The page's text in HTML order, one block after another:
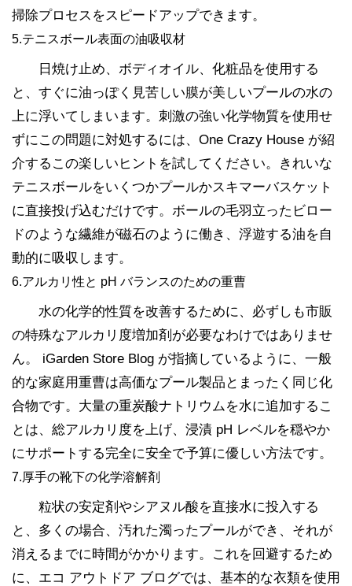
掃除プロセスをスピードアップできます。
5.テニスボール表面の油吸収材
日焼け止め、ボディオイル、化粧品を使用する
と、すぐに油っぽく見苦しい膜が美しいプールの水の
上に浮いてしまいます。刺激の強い化学物質を使用せ
ずにこの問題に対処するには、One Crazy House が紹
介するこの楽しいヒントを試してください。きれいな
テニスボールをいくつかプールかスキマーバスケット
に直接投げ込むだけです。ボールの毛羽立ったビロー
ドのような繊維が磁石のように働き、浮遊する油を自
動的に吸収します。
6.アルカリ性と pH バランスのための重曹
水の化学的性質を改善するために、必ずしも市販
の特殊なアルカリ度増加剤が必要なわけではありませ
ん。 iGarden Store Blog が指摘しているように、一般
的な家庭用重曹は高価なプール製品とまったく同じ化
合物です。大量の重炭酸ナトリウムを水に追加するこ
とは、総アルカリ度を上げ、浸漬 pH レベルを穏やか
にサポートする完全に安全で予算に優しい方法です。
7.厚手の靴下の化学溶解剤
粒状の安定剤やシアヌル酸を直接水に投入する
と、多くの場合、汚れた濁ったプールができ、それが
消えるまでに時間がかかります。これを回避するため
に、エコ アウトドア ブログでは、基本的な衣類を使用